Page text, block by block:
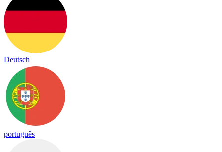
Deutsch
português